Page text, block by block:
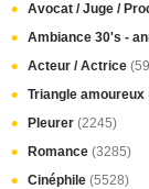
Avocat / Juge /
Ambiance 30's -
Acteur / Actrice
Triangle amoureux
Pleurer (2245)
Romance (3285)
Cinéphile (5528)